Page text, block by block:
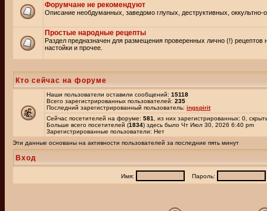
Форумчане не рекомендуют
Описание необдуманных, заведомо глупых, деструктивных, оккультно-
Простые народные рецепты
Раздел предназначен для размещения проверенных лично (!)
настойки и прочее.
Кто сейчас на форуме
Наши пользователи оставили сообщений: 15118
Всего зарегистрированных пользователей: 235
Последний зарегистрированный пользователь: ingspirit
Сейчас посетителей на форуме: 581
, из них зарегистрированных: 0,
Больше всего посетителей (1834) здесь было Чт Июл 30, 2026 6:40 pm
Зарегистрированные пользователи: Нет
Эти данные основаны на активности пользователей за последние пять минут
Вход
Имя: Пароль: